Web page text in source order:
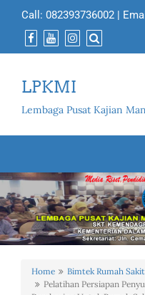
Call: 082393736002 |
LPKMI
Lembaga Pusat Kajian
Home
Bimtek Rumah Sakit
Pelatihan Persiapan